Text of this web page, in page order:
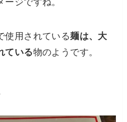
使用されている麺は、大
ている物のようです。